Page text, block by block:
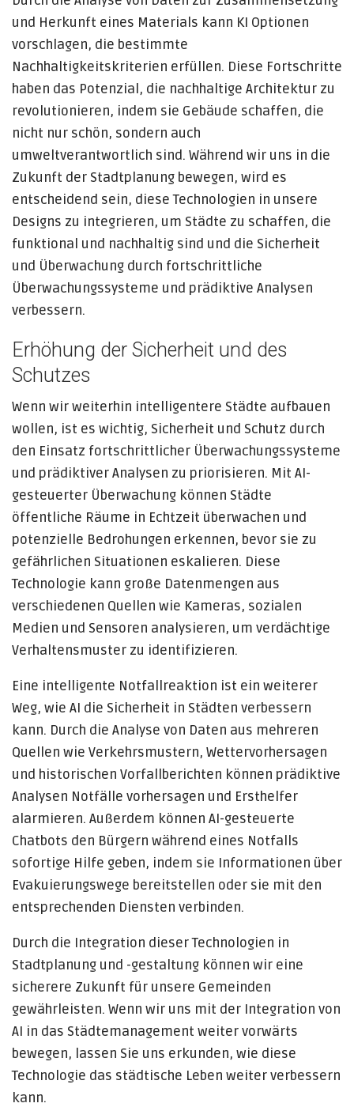
und Herkunft eines Materials kann KI Optionen
vorschlagen, die bestimmte
Nachhaltigkeitskriterien erfüllen. Diese Fortschritte
haben das Potenzial, die nachhaltige Architektur zu
revolutionieren, indem sie Gebäude schaffen, die
nicht nur schön, sondern auch
umweltverantwortlich sind. Während wir uns in die
Zukunft der Stadtplanung bewegen, wird es
entscheidend sein, diese Technologien in unsere
Designs zu integrieren, um Städte zu schaffen, die
funktional und nachhaltig sind und die Sicherheit
und Überwachung durch fortschrittliche
Überwachungssysteme und prädiktive Analysen
verbessern.
Erhöhung der Sicherheit und des
Schutzes
Wenn wir weiterhin intelligentere Städte aufbauen
wollen, ist es wichtig, Sicherheit und Schutz durch
den Einsatz fortschrittlicher Überwachungssysteme
und prädiktiver Analysen zu priorisieren. Mit AI-
gesteuerter Überwachung können Städte
öffentliche Räume in Echtzeit überwachen und
potenzielle Bedrohungen erkennen, bevor sie zu
gefährlichen Situationen eskalieren. Diese
Technologie kann große Datenmengen aus
verschiedenen Quellen wie Kameras, sozialen
Medien und Sensoren analysieren, um verdächtige
Verhaltensmuster zu identifizieren.
Eine intelligente Notfallreaktion ist ein weiterer
Weg, wie AI die Sicherheit in Städten verbessern
kann. Durch die Analyse von Daten aus mehreren
Quellen wie Verkehrsmustern, Wettervorhersagen
und historischen Vorfallberichten können prädiktive
Analysen Notfälle vorhersagen und Ersthelfer
alarmieren. Außerdem können AI-gesteuerte
Chatbots den Bürgern während eines Notfalls
sofortige Hilfe geben, indem sie Informationen über
Evakuierungswege bereitstellen oder sie mit den
entsprechenden Diensten verbinden.
Durch die Integration dieser Technologien in
Stadtplanung und -gestaltung können wir eine
sicherere Zukunft für unsere Gemeinden
gewährleisten. Wenn wir uns mit der Integration von
AI in das Städtemanagement weiter vorwärts
bewegen, lassen Sie uns erkunden, wie diese
Technologie das städtische Leben weiter verbessern
kann.